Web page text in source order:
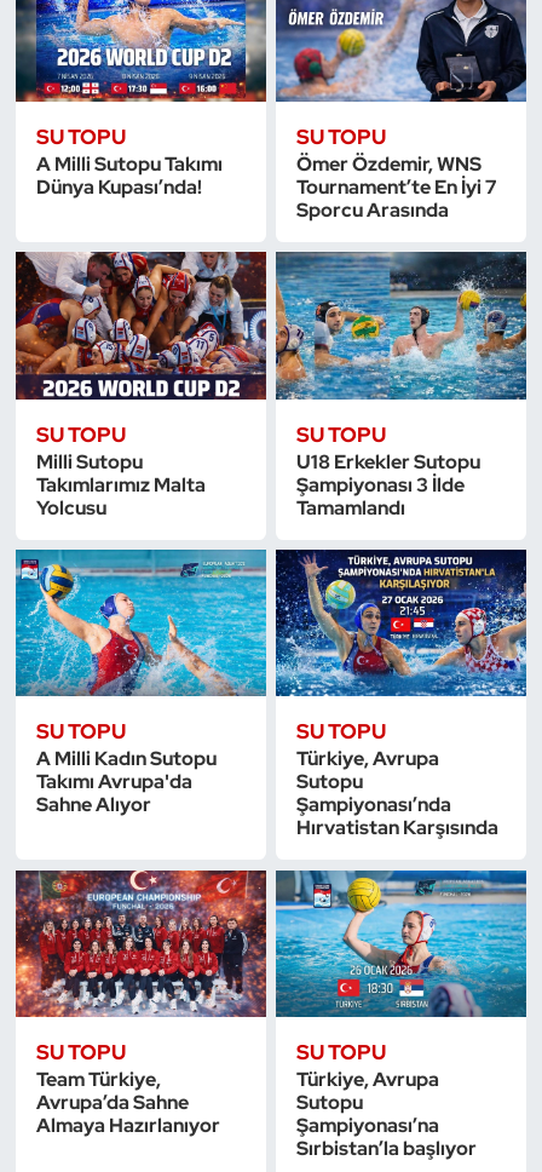
SU TOPU
A Milli Sutopu Takımı
Dünya Kupası’nda!
SU TOPU
Ömer Özdemir, WNS
Tournament’te En İyi 7
Sporcu Arasında
SU TOPU
Milli Sutopu
Takımlarımız Malta
Yolcusu
SU TOPU
U18 Erkekler Sutopu
Şampiyonası 3 İlde
Tamamlandı
SU TOPU
A Milli Kadın Sutopu
Takımı Avrupa'da
Sahne Alıyor
SU TOPU
Türkiye, Avrupa
Sutopu
Şampiyonası’nda
Hırvatistan Karşısında
SU TOPU
Team Türkiye,
Avrupa’da Sahne
Almaya Hazırlanıyor
SU TOPU
Türkiye, Avrupa
Sutopu
Şampiyonası’na
Sırbistan’la başlıyor
Triatlon
Voleybol
Vücut Geliştirme Fitness
Yelken
Yüzme